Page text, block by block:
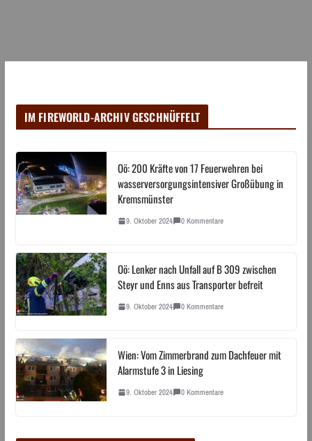
IM FIREWORLD-ARCHIV GESCHNÜFFELT
Oö: 200 Kräfte von 17 Feuerwehren bei
wasserversorgungsintensiver Großübung in
Kremsmünster
9. Oktober 2024 0 Kommentare
Oö: Lenker nach Unfall auf B 309 zwischen
Steyr und Enns aus Transporter befreit
9. Oktober 2024 0 Kommentare
Wien: Vom Zimmerbrand zum Dachfeuer mit
Alarmstufe 3 in Liesing
9. Oktober 2024 0 Kommentare